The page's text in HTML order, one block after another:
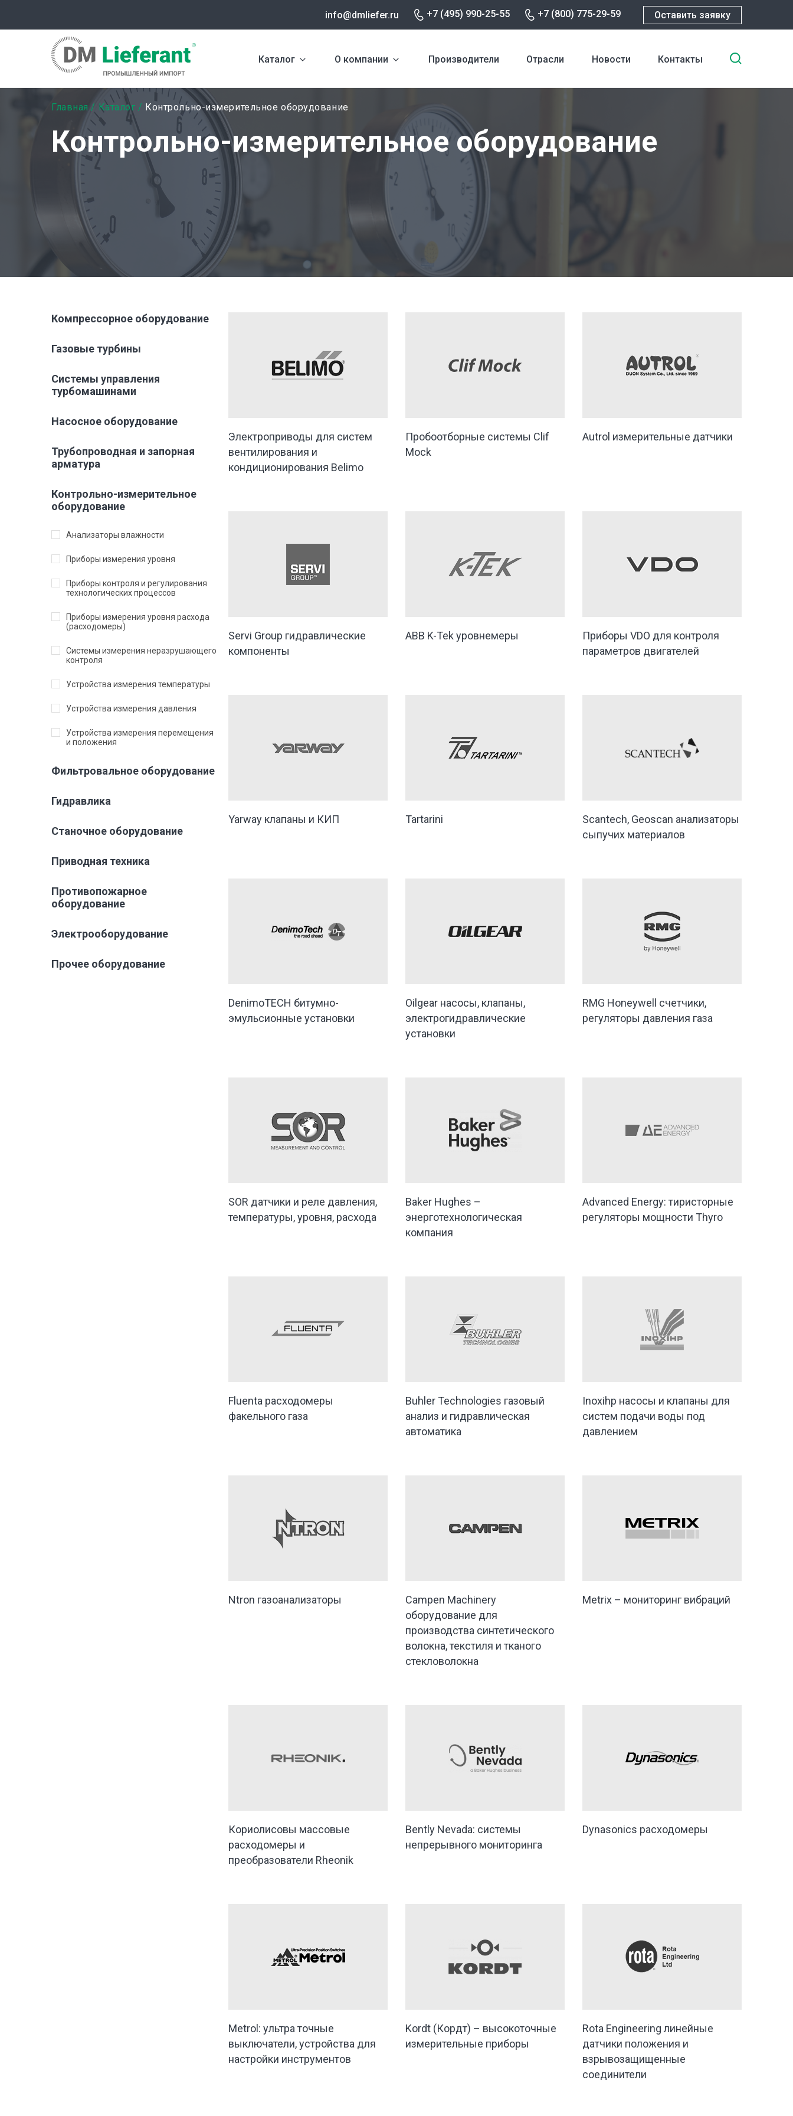
содержанию
info@dmliefer.ru +7 (495) 990-25-55 +7 (800) 775-29-59 Оставить заявку
Каталог О компании Производители Отрасли Новости Контакты
слова
Строка
навигации
Главная Каталог Контрольно-измерительное оборудование
Контрольно-измерительное оборудование
Компрессорное оборудование
Газовые турбины
Системы управления
турбомашинами
Насосное оборудование
Трубопроводная и запорная
арматура
Контрольно-измерительное
оборудование
Анализаторы влажности
Приборы измерения уровня
Приборы контроля и регулирования
технологических процессов
Приборы измерения уровня расхода
(расходомеры)
Системы измерения неразрушающего
контроля
Устройства измерения температуры
Устройства измерения давления
Устройства измерения перемещения
и положения
Фильтровальное оборудование
Гидравлика
Станочное оборудование
Приводная техника
Противопожарное
оборудование
Электрооборудование
Прочее оборудование
Электроприводы для систем
вентилирования и
кондиционирования Belimo
Пробоотборные системы Clif
Mock
Autrol измерительные датчики
Servi Group гидравлические
компоненты
ABB K-Tek уровнемеры
Приборы VDO для контроля
параметров двигателей
Yarway клапаны и КИП Tartarini
Scantech, Geoscan анализаторы
сыпучих материалов
DenimoTECH битумно-
эмульсионные установки
Oilgear насосы, клапаны,
электрогидравлические
установки
RMG Honeywell счетчики,
регуляторы давления газа
SOR датчики и реле давления,
температуры, уровня, расхода
Baker Hughes –
энерготехнологическая
компания
Advanced Energy: тиристорные
регуляторы мощности Thyro
Fluenta расходомеры
факельного газа
Buhler Technologies газовый
анализ и гидравлическая
автоматика
Inoxihp насосы и клапаны для
систем подачи воды под
давлением
Ntron газоанализаторы
Campen Machinery
оборудование для
производства синтетического
волокна, текстиля и тканого
стекловолокна
Metrix – мониторинг вибраций
Кориолисовы массовые
расходомеры и
преобразователи Rheonik
Bently Nevada: системы
непрерывного мониторинга
Dynasonics расходомеры
Metrol: ультра точные
выключатели, устройства для
настройки инструментов
Kordt (Кордт) – высокоточные
измерительные приборы
Rota Engineering линейные
датчики положения и
взрывозащищенные
соединители